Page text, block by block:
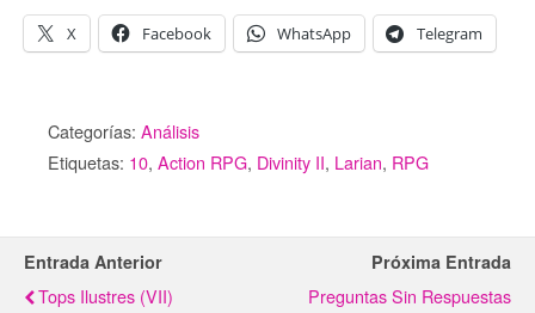
X Facebook WhatsApp Telegram
Categorías: Análisis
Etiquetas: 10, Action RPG, Divinity II, Larian, RPG
Entrada Anterior
Tops Ilustres (VII)
Próxima Entrada
Preguntas Sin Respuestas